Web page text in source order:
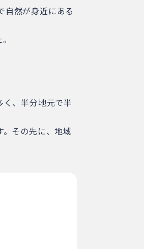
自然が身近にある
、半分地元で半
その先に、地域